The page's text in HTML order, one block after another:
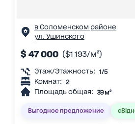
в Соломенском районе
ул. Ушинского
$ 47 000 ($1 193/м²)
Этаж/Этажность: 1/5
Комнат: 2
Площадь общая: 39 м²
Выгодное предложение